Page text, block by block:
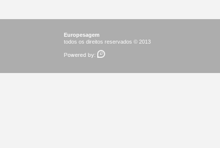
Europesagem
todos os direitos reservados © 2013